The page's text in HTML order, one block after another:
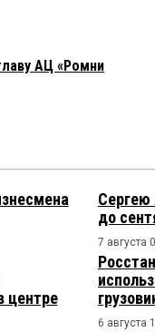
АЦ «Ромни
центре
до
7 августа
6 августа